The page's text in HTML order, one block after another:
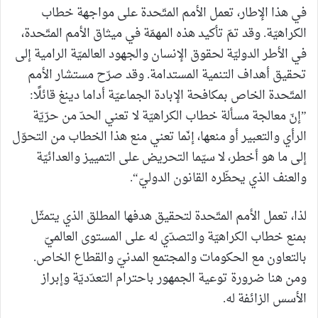
في هذا الإطار، تعمل الأمم المتّحدة على مواجهة خطاب
الكراهيّة. وقد تمّ تأكيد هذه المهمّة في ميثاق الأمم المتّحدة،
في الأطر الدوليّة لحقوق الإنسان والجهود العالميّة الرامية إلى
تحقيق أهداف التنمية المستدامة. وقد صرّح مستشار الأمم
المتّحدة الخاص بمكافحة الإبادة الجماعيّة أداما دينغ قائلًا:
”إنّ معالجة مسألة خطاب الكراهيّة لا تعني الحدّ من حرّيّة
الرأي والتعبير أو منعها، إنّما تعني منع هذا الخطاب من التحوّل
إلى ما هو أخطر، لا سيّما التحريض على التمييز والعدائيّة
والعنف الذي يحظّره القانون الدوليّ“.
لذا، تعمل الأمم المتّحدة لتحقيق هدفها المطلق الذي يتمثّل
بمنع خطاب الكراهيّة والتصدّي له على المستوى العالميّ
بالتعاون مع الحكومات والمجتمع المدنيّ والقطاع الخاص.
ومن هنا ضرورة توعية الجمهور باحترام التعدّديّة وإبراز
الأسس الزائفة له.